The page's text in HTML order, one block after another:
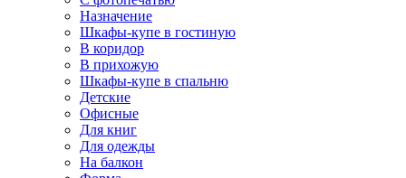
Назначение
Шкафы-купе в гостиную
В коридор
В прихожую
Шкафы-купе в спальню
Детские
Офисные
Для книг
Для одежды
На балкон